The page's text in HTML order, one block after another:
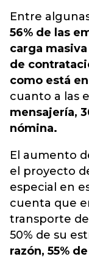
Entre
56% de las
carga
de
como está
cuanto a las
mensajería,
nómina.
El aumento
el proyecto
especial en
cuenta que
transporte
50% de su
razón, 55%